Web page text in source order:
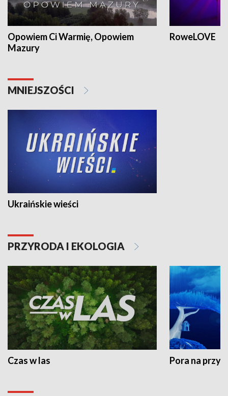
Opowiem Ci Warmię, Opowiem
Mazury
RoweLOVE
MNIEJSZOŚCI
Ukraińskie wieści
PRZYRODA I EKOLOGIA
Czas w las Pora na